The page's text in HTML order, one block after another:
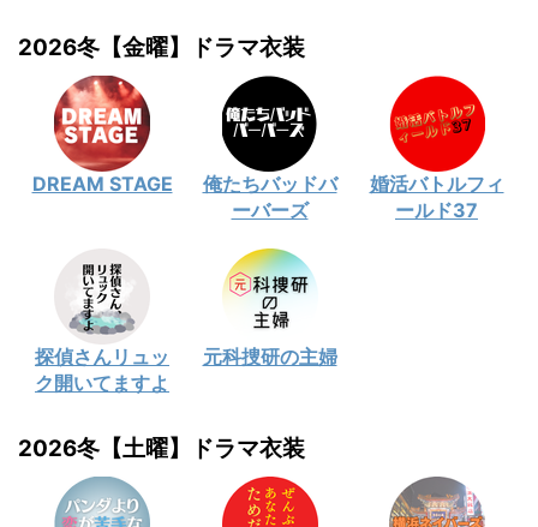
2026冬【金曜】ドラマ衣装
DREAM STAGE
俺たちバッドバ
ーバーズ
婚活バトルフィ
ールド37
探偵さんリュッ
ク開いてますよ
元科捜研の主婦
2026冬【土曜】ドラマ衣装